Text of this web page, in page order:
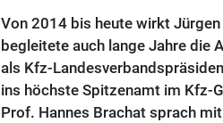
Von 2014 bis heute wirkt
begleitete auch lange Jahre die
als Kfz-
ins höchste Spitzenamt im Kfz-
Prof. Hannes Brachat sprach